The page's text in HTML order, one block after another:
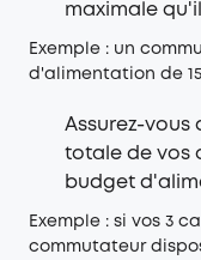
maximale
Exemple : un
d'alimentation de
Assurez-
totale de vos
budget
Exemple : si vos 3
commutateur